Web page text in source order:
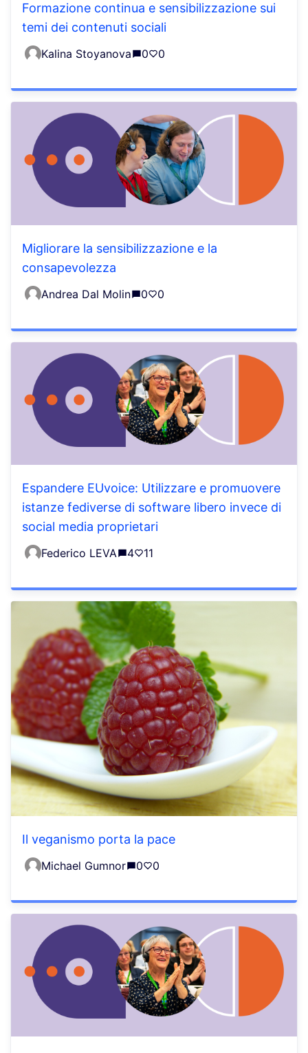
Formazione continua e sensibilizzazione sui
temi dei contenuti sociali
Kalina Stoyanova 0 0
Migliorare la sensibilizzazione e la
consapevolezza
Andrea Dal Molin 0 0
Espandere EUvoice: Utilizzare e promuovere
istanze fediverse di software libero invece di
social media proprietari
Federico LEVA 4 11
Il veganismo porta la pace
Michael Gumnor 0 0